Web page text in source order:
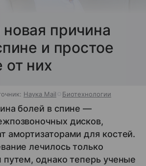
причина
и простое
от них
Наука Mail Биотехнологии
болей в спине —
дисков,
амортизаторами для костей.
лечилось только
путем, однако теперь ученые